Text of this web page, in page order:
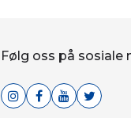
Følg oss på sosiale